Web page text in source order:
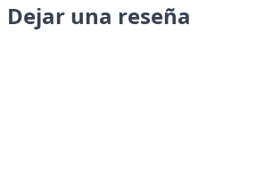
Dejar una reseña